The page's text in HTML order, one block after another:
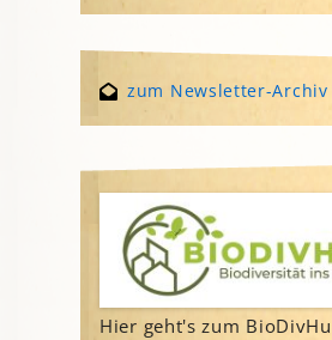
zum Newsletter-Archiv
Hier geht's zum